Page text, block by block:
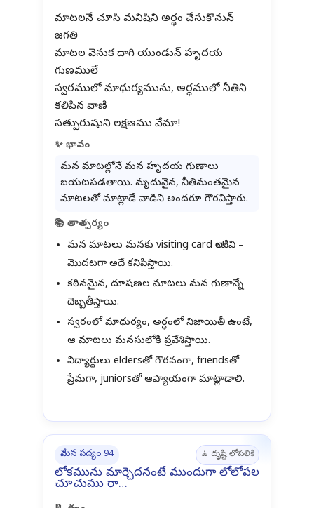
మాటలనే చూసి మనిషిని అర్థం చేసుకొనున్
జగతి
మాటల వెనుక దాగి యుండున్ హృదయ
గుణములే
స్వరములో మాధుర్యమును, అర్ధములో నీతిని
కలిపిన వాణి
✨ భావం
మన మాటల్లోనే మన హృదయ గుణాలు
బయటపడతాయి. మృదువైన, నీతిమంతమైన
మాటలతో మాట్లాడే వాడిని అందరూ గౌరవిస్తారు.
📚 తాత్పర్యం
మన మాటలు మనకు visiting card లాంటివి –
మొదటగా అదే కనిపిస్తాయి.
కఠినమైన, దూషణల మాటలు మన గుణాన్నే
దెబ్బతీస్తాయి.
స్వరంలో మాధుర్యం, అర్ధంలో నిజాయితీ ఉంటే,
ఆ మాటలు మనసులోకి ప్రవేశిస్తాయి.
విద్యార్థులు eldersతో గౌరవంగా, friendsతో
ప్రేమగా, juniorsతో ఆప్యాయంగా మాట్లాడాలి.
వేమన పద్యం 94 🧘 దృష్టి లోపలికి
లోకమును మార్చెదనంటే ముందుగా లోలోపల
చూచుము రా…